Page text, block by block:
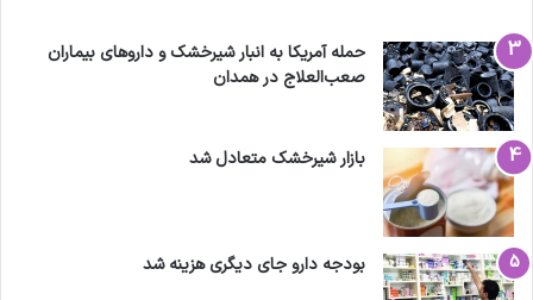
حمله آمریکا به انبار شیرخشک و داروهای بیماران
صعب‌العلاج در همدان
بازار شیرخشک متعادل شد
بودجه دارو جای دیگری هزینه شد